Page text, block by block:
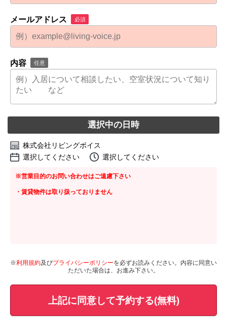
メールアドレス 必須
内容 任意
選択中の日時
株式会社リビングボイス
選択してください
選択してください
※営業目的のお問い合わせはご遠慮下さい
・賃貸物件は取り扱っておりません
※利用規約及びプライバシーポリシーを必ずお読みください。内容に同意い
ただいた場合は、お進み下さい。
上記に同意して予約する(無料)